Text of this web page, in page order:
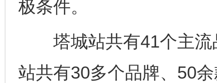
极条件。
塔城站共有41个主流
站共有30多个品牌、50